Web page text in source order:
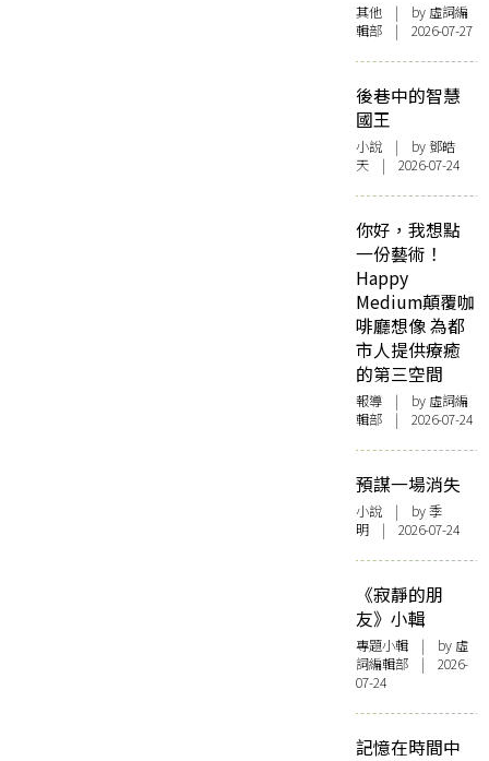
其他 | by 虛詞編
輯部 | 2026-07-27
後巷中的智慧
國王
小說 | by 鄧皓
天 | 2026-07-24
你好，我想點
一份藝術！
Happy
Medium顛覆咖
啡廳想像 為都
市人提供療癒
的第三空間
報導 | by 虛詞編
輯部 | 2026-07-24
預謀一場消失
小說 | by 季
明 | 2026-07-24
《寂靜的朋
友》小輯
專題小輯 | by 虛
詞編輯部 | 2026-
07-24
記憶在時間中